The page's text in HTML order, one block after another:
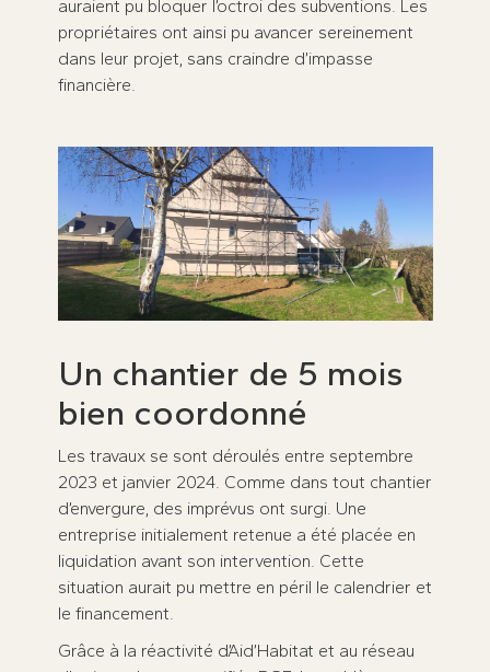
auraient pu bloquer l’octroi des subventions. Les
propriétaires ont ainsi pu avancer sereinement
dans leur projet, sans craindre d’impasse
financière.
Un chantier de 5 mois
bien coordonné
Les travaux se sont déroulés entre septembre
2023 et janvier 2024. Comme dans tout chantier
d’envergure, des imprévus ont surgi. Une
entreprise initialement retenue a été placée en
liquidation avant son intervention. Cette
situation aurait pu mettre en péril le calendrier et
le financement.
Grâce à la réactivité d’Aid’Habitat et au réseau